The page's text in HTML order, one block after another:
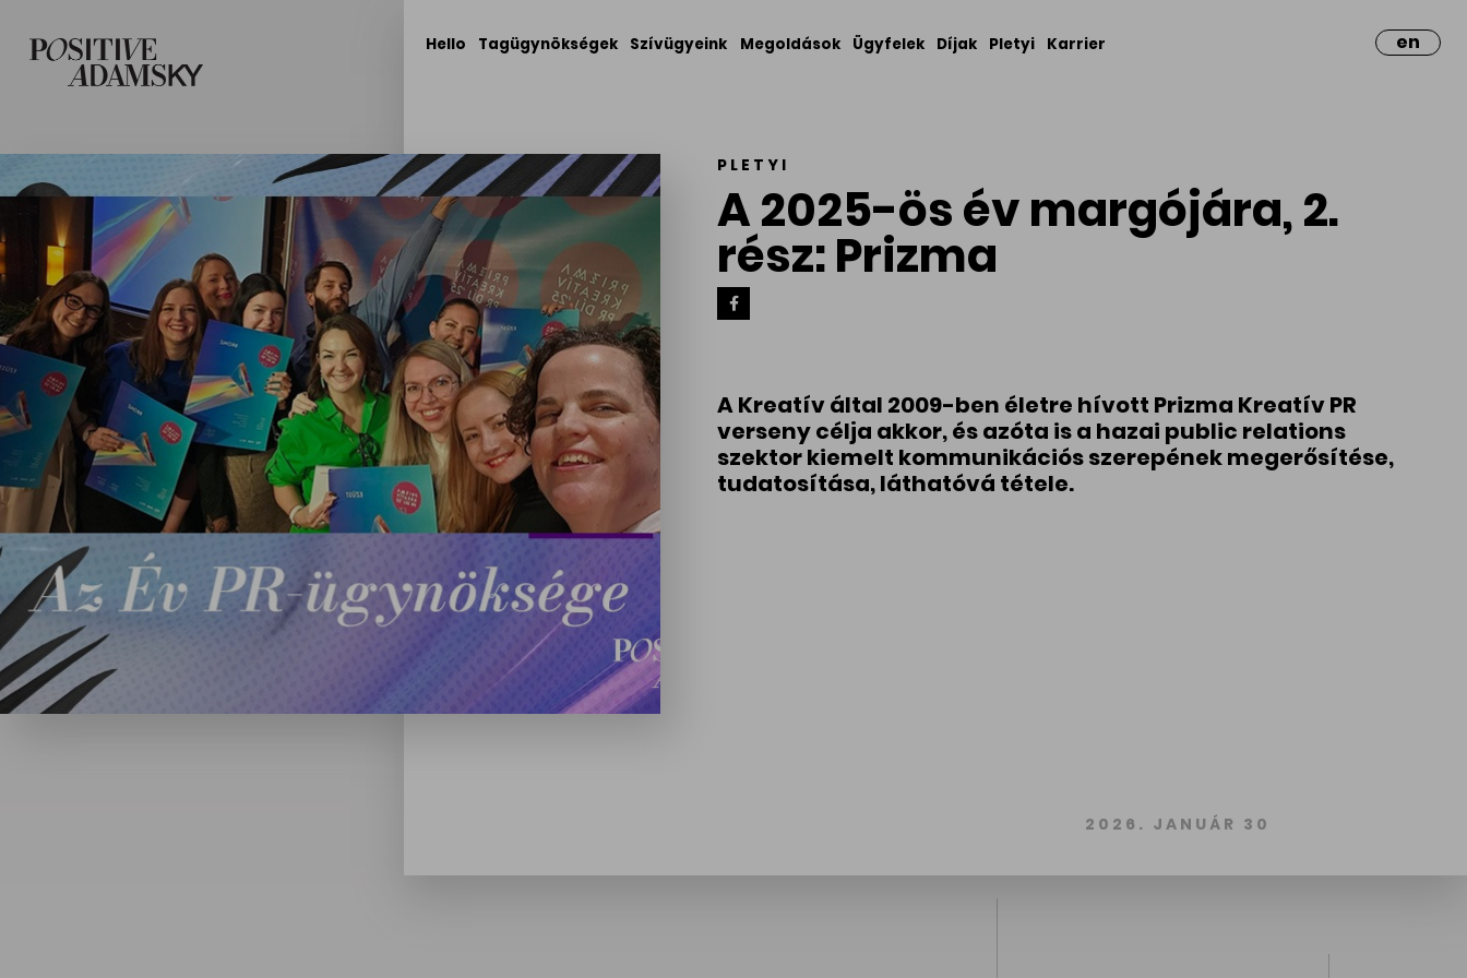
Hello Tagügynökségek Szívügyeink Megoldások Ügyfelek Díjak Pletyi Karrier en
2026. JANUÁR 30
PLETYI
A 2025-ös év margójára, 2.
rész: Prizma
A Kreatív által 2009-ben életre hívott Prizma Kreatív PR
verseny célja akkor, és azóta is a hazai public relations
szektor kiemelt kommunikációs szerepének megerősítése,
tudatosítása, láthatóvá tétele.